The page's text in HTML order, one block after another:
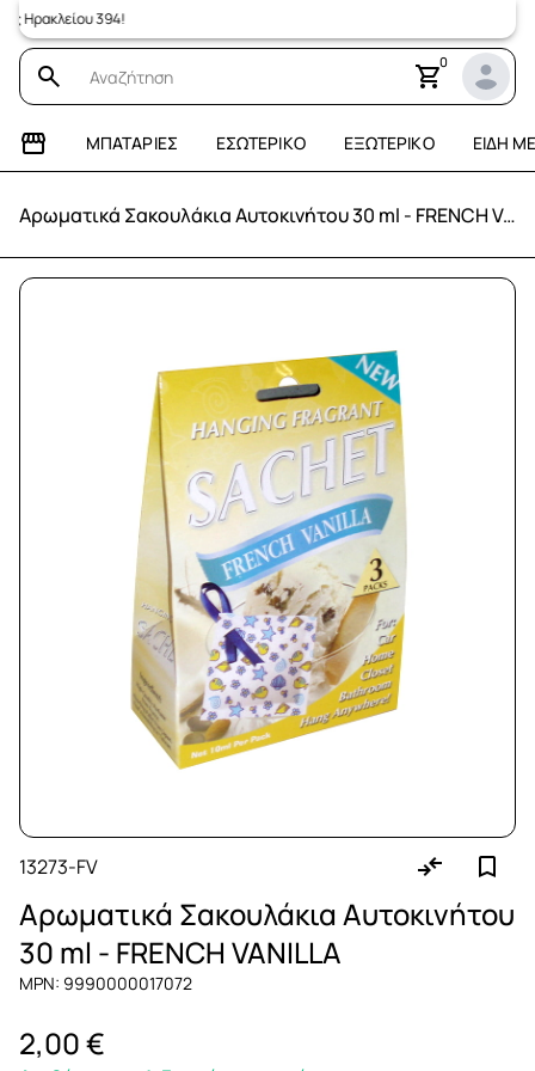
394!
0
ΜΠΑΤΑΡΊΕΣ ΕΣΩΤΕΡΙΚΌ ΕΞΩΤΕΡΙΚΌ ΕΊΔΗ
Αρωματικά Σακουλάκια Αυτοκινήτου 30 ml - FRENCH VANILLA
13273-FV
Αρωματικά Σακουλάκια Αυτοκινήτου
30 ml - FRENCH VANILLA
MPN: 9990000017072
2,00 €